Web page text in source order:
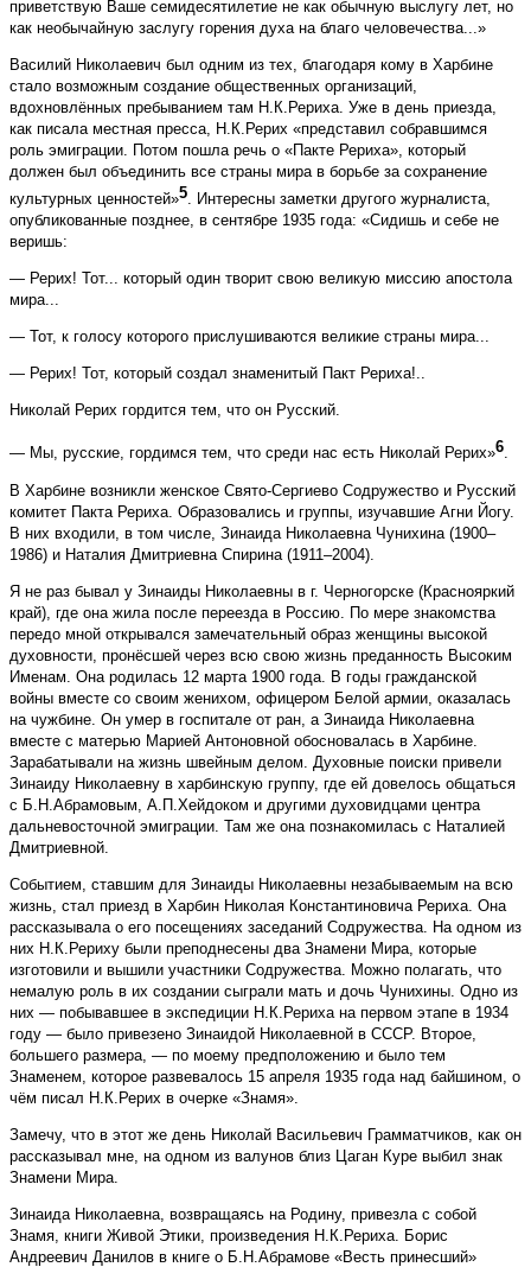
приветствую Ва­ше семидесятилетие не как обычную выслугу лет, но
как необычайную заслугу горения духа на благо человечества...»
Василий Николаевич был одним из тех, благодаря кому в Харбине
стало возможным создание общественных организаций,
вдохновлённых пребыванием там Н.К.Рериха. Уже в день приезда,
как писала мест­ная пресса, Н.К.Рерих «представил собравшимся
роль эмиграции. Потом пошла речь о «Пакте Рериха», который
должен был объединить все страны мира в борьбе за сохранение
культурных ценностей»5. Интересны заметки другого журналиста,
опубликованные позднее, в сентябре 1935 года: «Сидишь и себе не
веришь:
— Рерих! Тот... который один творит свою великую миссию апостола
мира...
— Тот, к голосу которого прислушиваются великие страны мира...
— Рерих! Тот, который создал знаменитый Пакт Рериха!..
Николай Рерих гордится тем, что он Русский.
— Мы, русские, гордимся тем, что среди нас есть Николай Рерих»6.
В Харбине возникли женское Свято-Сергиево Содружество и Русский
комитет Пакта Рериха. Образовались и группы, изучавшие Агни Йогу.
В них входили, в том числе, Зинаида Николаевна Чунихина (1900–
1986) и Наталия Дмитриевна Спирина (1911–2004).
Я не раз бывал у Зинаиды Николаевны в г. Черногорске (Краснояркий
край), где она жила после переезда в Россию. По мере знакомства
передо мной открывался замечательный образ женщины высокой
духовности, пронёсшей через всю свою жизнь преданность Высоким
Именам. Она родилась 12 марта 1900 года. В годы гражданской
войны вместе со своим женихом, офицером Белой армии, оказалась
на чужбине. Он умер в госпитале от ран, а Зинаида Николаевна
вместе с матерью Марией Антоновной обосновалась в Харбине.
Зарабатывали на жизнь швейным делом. Духовные поиски привели
Зинаиду Николаевну в харбинскую группу, где ей довелось общаться
с Б.Н.Абрамовым, А.П.Хейдоком и другими духовидцами центра
дальневосточной эмиграции. Там же она познакомилась с Наталией
Дмитриевной.
Событием, ставшим для Зинаиды Николаевны незабываемым на всю
жизнь, стал приезд в Харбин Николая Константиновича Рериха. Она
рассказывала о его посещениях заседаний Содружества. На одном из
них Н.К.Рериху были преподнесены два Знамени Мира, которые
изготовили и вышили участники Содружества. Можно полагать, что
немалую роль в их создании сыграли мать и дочь Чунихины. Одно из
них — побывавшее в экспедиции Н.К.Рериха на первом этапе в 1934
году — было привезено Зинаидой Николаевной в СССР. Второе,
большего размера, — по моему предположению и было тем
Знаменем, которое развевалось 15 апреля 1935 года над байшином, о
чём писал Н.К.Рерих в очерке «Знамя».
Замечу, что в этот же день Николай Васильевич Грамматчиков, как он
рассказывал мне, на одном из валунов близ Цаган Куре выбил знак
Знамени Мира.
Зинаида Николаевна, возвращаясь на Родину, привезла с собой
Знамя, книги Живой Этики, произведения Н.К.Рериха. Борис
Андреевич Данилов в книге о Б.Н.Абрамове «Весть принесший»